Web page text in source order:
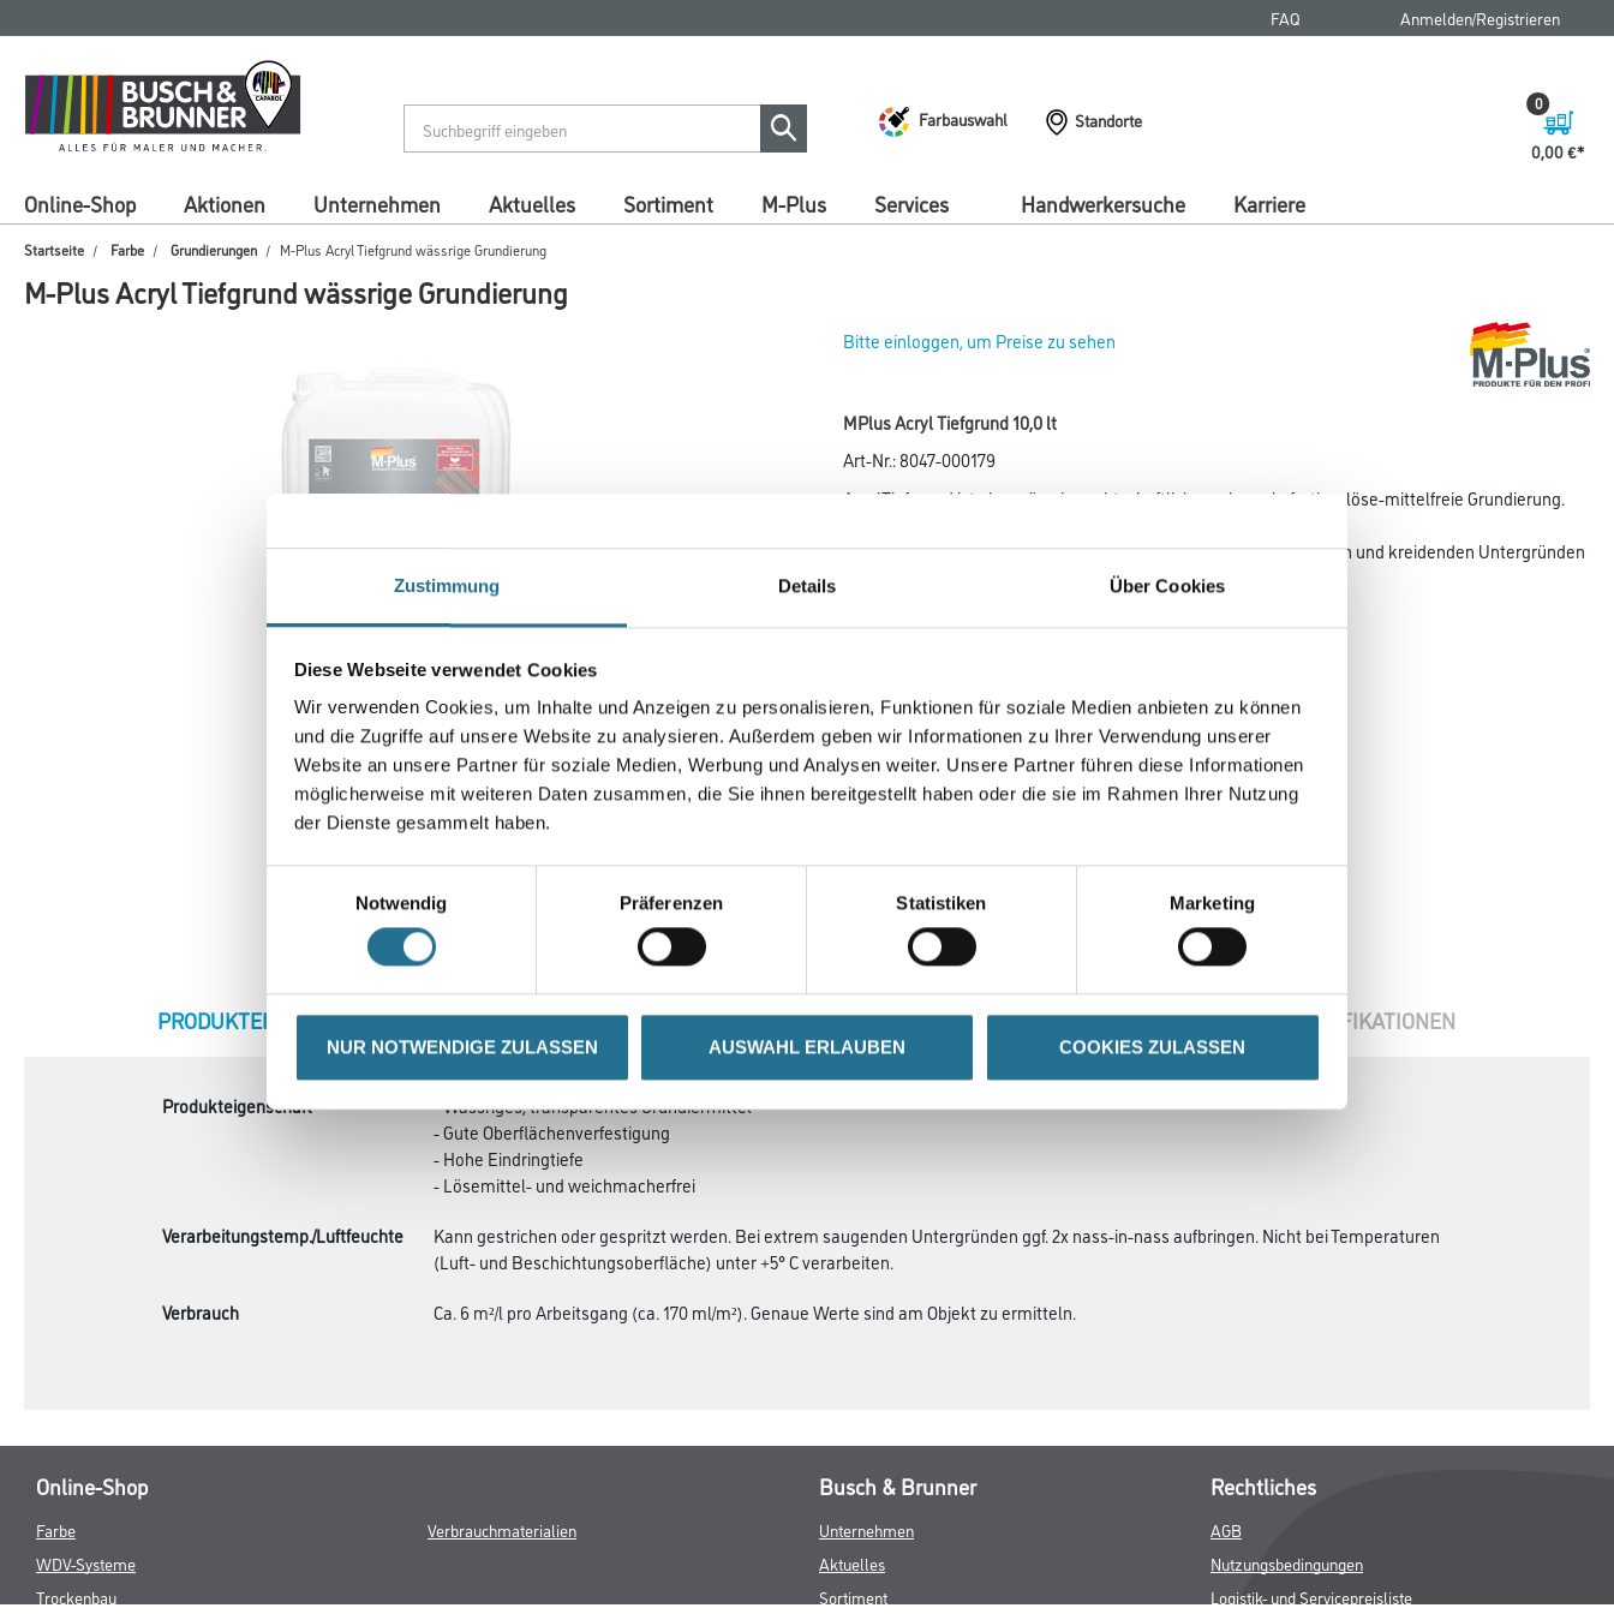
Zustimmung Details Über Cookies
Diese Webseite verwendet Cookies
Wir verwenden Cookies, um Inhalte und Anzeigen zu personalisieren, Funktionen für soziale Medien anbieten zu können
und die Zugriffe auf unsere Website zu analysieren. Außerdem geben wir Informationen zu Ihrer Verwendung unserer
Website an unsere Partner für soziale Medien, Werbung und Analysen weiter. Unsere Partner führen diese Informationen
möglicherweise mit weiteren Daten zusammen, die Sie ihnen bereitgestellt haben oder die sie im Rahmen Ihrer Nutzung
der Dienste gesammelt haben.
Notwendig
Präferenzen Statistiken Marketing
NUR NOTWENDIGE ZULASSEN AUSWAHL ERLAUBEN COOKIES ZULASSEN
springen
springen
FAQ Anmelden/Registrieren
Farbauswahl
Standorte
0,00 €
0
Online-Shop Aktionen Unternehmen Aktuelles Sortiment M-Plus Services Handwerkersuche Karriere
Startseite Farbe Grundierungen M-Plus Acryl Tiefgrund wässrige Grundierung
M-Plus Acryl Tiefgrund wässrige Grundierung
Bitte einloggen, um Preise zu sehen
MPlus Acryl Tiefgrund 10,0 lt
Art-Nr.:8047-000179
AcrylTiefgrund ist eine wässrige, wirtschaftliche, gebrauchsfertige, löse-mittelfreie Grundierung.
zur Verfestigung und Egalisierung der Saugfähigkeit von sandenden und kreidenden Untergründen
Gebinde
Umrechnungsfaktoren
CURRENT
PRODUKTEIGENSCHAFTEN ZUSATZINFOS GEFAHRENHINWEISE DATENBLÄTTER SPEZIFIKATIONEN
Produkteigenschaft
- Wässriges, transparentes Grundiermittel
- Gute Oberflächenverfestigung
- Hohe Eindringtiefe
- Lösemittel- und weichmacherfrei
Verarbeitungstemp./Luftfeuchte
Kann gestrichen oder gespritzt werden. Bei extrem saugenden Untergründen ggf. 2x nass-in-nass aufbringen. Nicht bei Temperaturen
(Luft- und Beschichtungsoberfläche) unter +5° C verarbeiten.
Verbrauch
Ca. 6 m²/l pro Arbeitsgang (ca. 170 ml/m²). Genaue Werte sind am Objekt zu ermitteln.
Online-Shop
Farbe
WDV-Systeme
Trockenbau
Verbrauchmaterialien
Busch & Brunner
Unternehmen
Aktuelles
Sortiment
Rechtliches
AGB
Nutzungsbedingungen
Logistik- und Servicepreisliste